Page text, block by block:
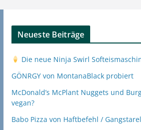
Neueste Beiträge
Die neue Ninja Swirl
GÖNRGY von MontanaBlack probiert
McDonald’s McPlant Nuggets und
vegan?
Babo Pizza von Haftbefehl /